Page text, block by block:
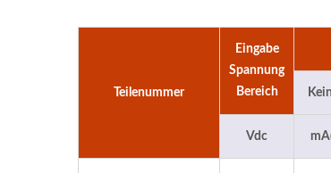
Teilenummer
Eingabe
Spannung
Bereich
Vdc